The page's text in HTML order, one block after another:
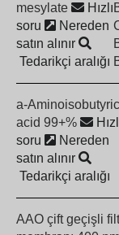
mesylate
Hızlı
soru
Nereden
satın alınır
Tedarikçi aralığı
a-Aminoisobutyric
acid 99+%
soru
Nereden
satın alınır
Tedarikçi aralığı
AAO çift geçişli